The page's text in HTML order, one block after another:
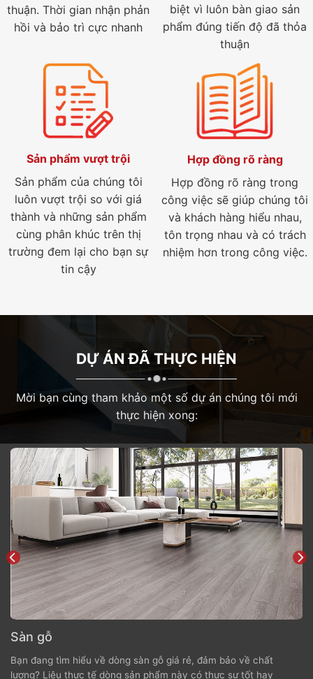
thuận. Thời gian nhận phản
hồi và bảo trì cực nhanh
biệt vì luôn bàn giao sản
phẩm đúng tiến độ đã thỏa
thuận
Sản phẩm vượt trội
Sản phẩm của chúng tôi
luôn vượt trội so với giá
thành và những sản phẩm
cùng phân khúc trên thị
trường đem lại cho bạn sự
tin cậy
Hợp đồng rõ ràng
Hợp đồng rõ ràng trong
công việc sẽ giúp chúng tôi
và khách hàng hiểu nhau,
tôn trọng nhau và có trách
nhiệm hơn trong công việc.
DỰ ÁN ĐÃ THỰC HIỆN
Mời bạn cùng tham khảo một số dự án chúng tôi mới
thực hiện xong:
Sàn gỗ
Bạn đang tìm hiểu về dòng sàn gỗ giá rẻ, đảm bảo về chất
lượng? Liệu thực tế dòng sản phẩm này có thực sự tốt hay